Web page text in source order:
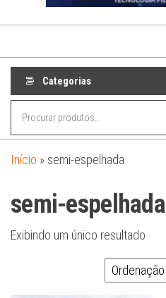
Categorias
Início » semi-espelhada
semi-espelhada
Exibindo um único resultado